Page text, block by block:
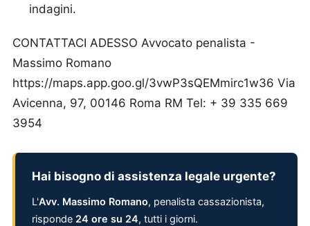
indagini.
CONTATTACI ADESSO Avvocato penalista -
Massimo Romano
https://maps.app.goo.gl/3vwP3sQEMmirc1w36 Via
Avicenna, 97, 00146 Roma RM Tel: + 39 335 669
3954
Hai bisogno di assistenza legale urgente?
L'Avv. Massimo Romano, penalista cassazionista,
risponde 24 ore su 24, tutti i giorni.